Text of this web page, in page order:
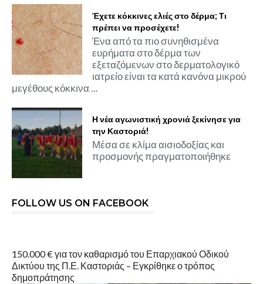
Έχετε κόκκινες ελιές στο δέρμα; Τι
πρέπει να προσέχετε!
Ένα από τα πιο συνηθισμένα
ευρήματα στο δέρμα των
εξεταζόμενων στο δερματολογικό
ιατρείο είναι τα κατά κανόνα μικρού
μεγέθους κόκκινα ...
Η νέα αγωνιστική χρονιά ξεκίνησε για
την Καστοριά!
Μέσα σε κλίμα αισιοδοξίας και
προσμονής πραγματοποιήθηκε
FOLLOW US ON FACEBOOK
150.000 € για τον καθαρισμό του Επαρχιακού Οδικού
Δικτύου της Π.Ε. Καστοριάς – Εγκρίθηκε ο τρόπος
δημοπράτησης